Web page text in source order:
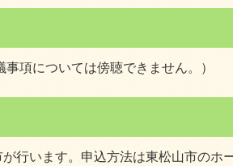
項については傍聴できません。）
行います。申込方法は東松山市のホ